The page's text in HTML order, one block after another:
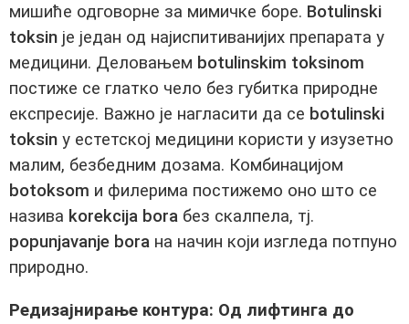
мишиће одговорне за мимичке боре. Botulinski
toksin је један од најиспитиванијих препарата у
медицини. Деловањем botulinskim toksinom
постиже се глатко чело без губитка природне
експресије. Важно је нагласити да се botulinski
toksin у естетској медицини користи у изузетно
малим, безбедним дозама. Комбинацијом
botoksom и филерима постижемо оно што се
назива korekcija bora без скалпела, тј.
popunjavanje bora на начин који изгледа потпуно
природно.
Редизајнирање контура: Од лифтинга до